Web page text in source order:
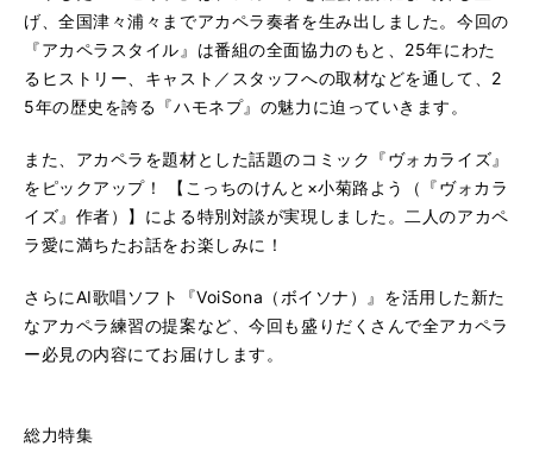
げ、全国津々浦々までアカペラ奏者を生み出しました。今回の
『アカペラスタイル』は番組の全面協力のもと、25年にわた
るヒストリー、キャスト／スタッフへの取材などを通して、2
5年の歴史を誇る『ハモネプ』の魅力に迫っていきます。
また、アカペラを題材とした話題のコミック『ヴォカライズ』
をピックアップ！ 【こっちのけんと×小菊路よう（『ヴォカラ
イズ』作者）】による特別対談が実現しました。二人のアカペ
ラ愛に満ちたお話をお楽しみに！
さらにAI歌唱ソフト『VoiSona（ボイソナ）』を活用した新た
なアカペラ練習の提案など、今回も盛りだくさんで全アカペラ
ー必見の内容にてお届けします。
総力特集